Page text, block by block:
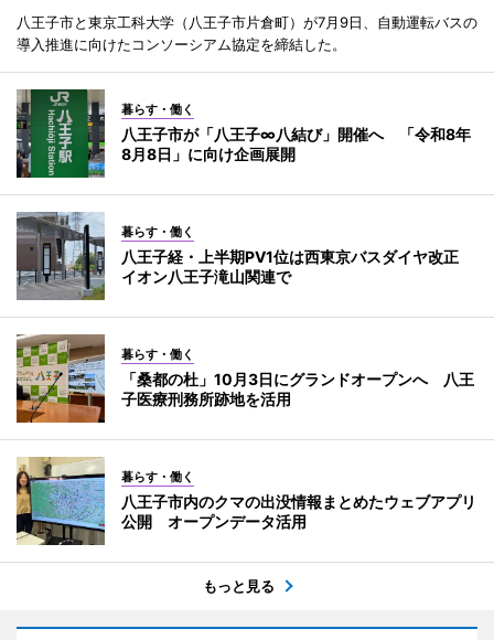
八王子市と東京工科大学（八王子市片倉町）が7月9日、自動運転バスの
導入推進に向けたコンソーシアム協定を締結した。
暮らす・働く
八王子市が「八王子∞八結び」開催へ 「令和8年
8月8日」に向け企画展開
暮らす・働く
八王子経・上半期PV1位は西東京バスダイヤ改正
イオン八王子滝山関連で
暮らす・働く
「桑都の杜」10月3日にグランドオープンへ 八王
子医療刑務所跡地を活用
暮らす・働く
八王子市内のクマの出没情報まとめたウェブアプリ
公開 オープンデータ活用
もっと見る